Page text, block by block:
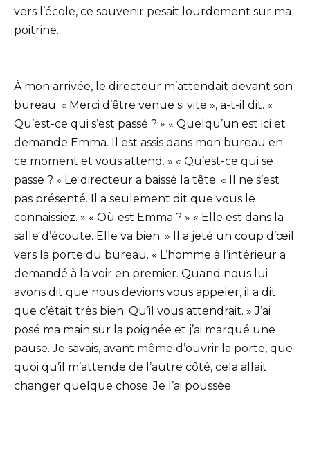
vers l’école, ce souvenir pesait lourdement sur ma
poitrine.
À mon arrivée, le directeur m’attendait devant son
bureau. « Merci d’être venue si vite », a-t-il dit. «
Qu’est-ce qui s’est passé ? » « Quelqu’un est ici et
demande Emma. Il est assis dans mon bureau en
ce moment et vous attend. » « Qu’est-ce qui se
passe ? » Le directeur a baissé la tête. « Il ne s’est
pas présenté. Il a seulement dit que vous le
connaissiez. » « Où est Emma ? » « Elle est dans la
salle d’écoute. Elle va bien. » Il a jeté un coup d’œil
vers la porte du bureau. « L’homme à l’intérieur a
demandé à la voir en premier. Quand nous lui
avons dit que nous devions vous appeler, il a dit
que c’était très bien. Qu’il vous attendrait. » J’ai
posé ma main sur la poignée et j’ai marqué une
pause. Je savais, avant même d’ouvrir la porte, que
quoi qu’il m’attende de l’autre côté, cela allait
changer quelque chose. Je l’ai poussée.